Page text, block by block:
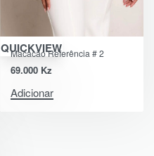
QUICKVIEW
Macacão Referência # 2
69.000 Kz
Adicionar